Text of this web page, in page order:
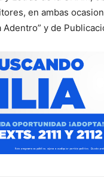
en ambas
y de